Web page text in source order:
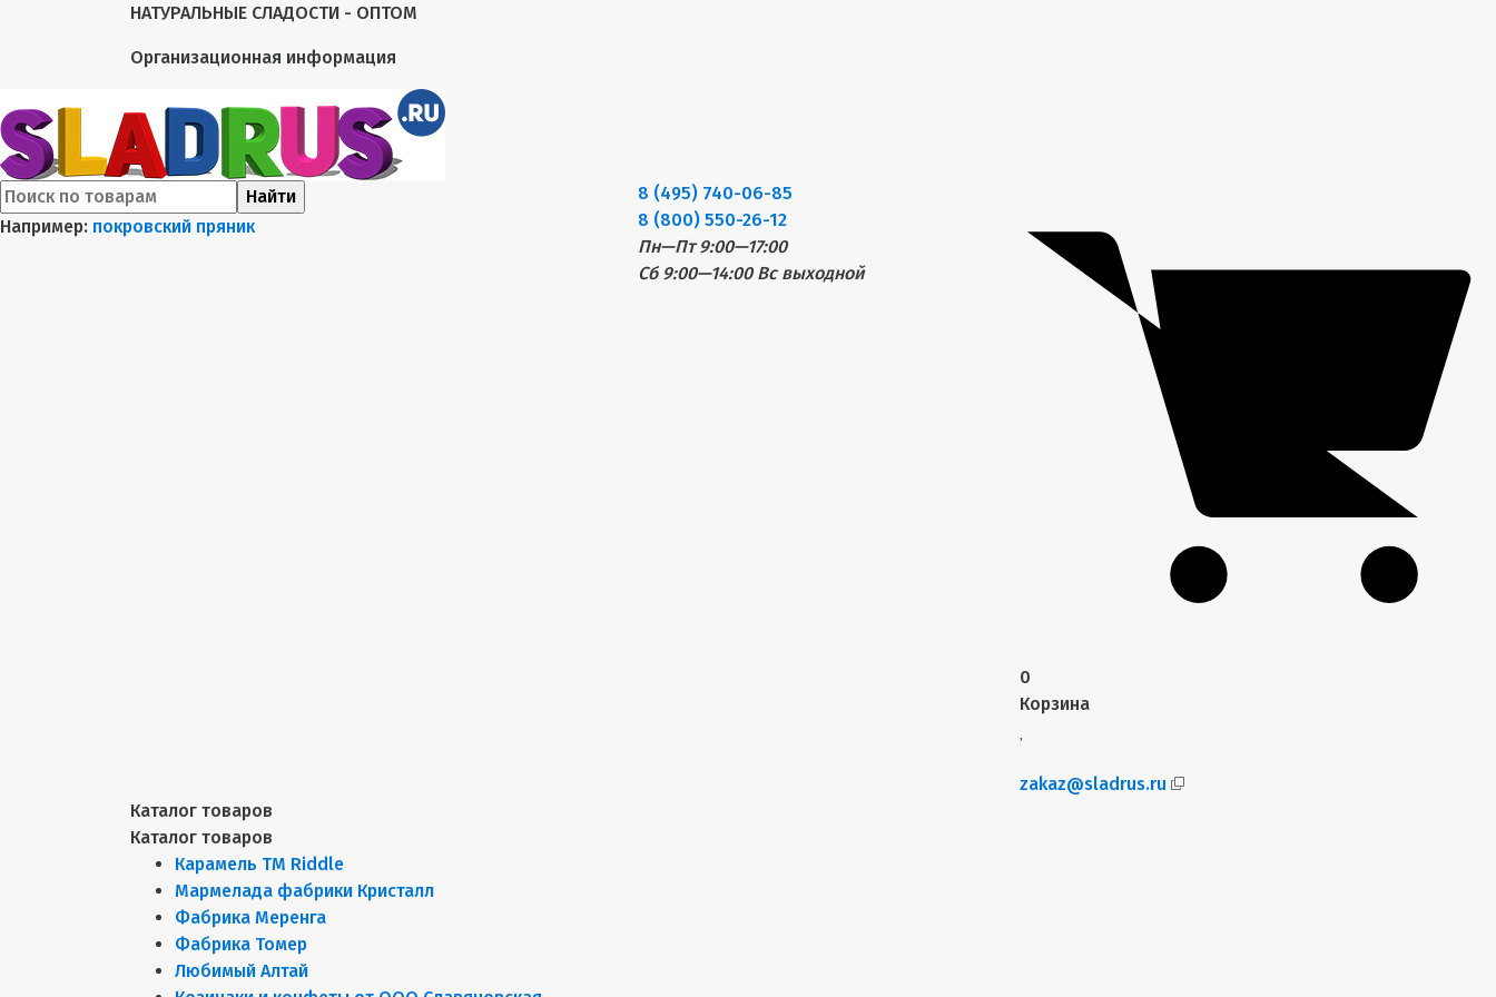
НАТУРАЛЬНЫЕ СЛАДОСТИ - ОПТОМ
Организационная информация
Найти
Например: покровский пряник
8 (495) 740-06-85
8 (800) 550-26-12
Пн—Пт 9:00—17:00
Сб 9:00—14:00 Вс выходной
0
Корзина
zakaz@sladrus.ru
Каталог товаров
Каталог товаров
Карамель ТМ Riddle
Мармелада фабрики Кристалл
Фабрика Меренга
Фабрика Томер
Любимый Алтай